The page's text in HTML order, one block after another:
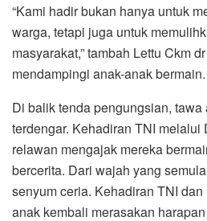
“Kami hadir bukan hanya untuk
warga, tetapi juga untuk
masyarakat,” tambah Lettu Ckm
mendampingi anak-anak bermain.
Di balik tenda pengungsian, tawa
terdengar. Kehadiran TNI melalui
relawan mengajak mereka
bercerita. Dari wajah yang
senyum ceria. Kehadiran TNI
anak kembali merasakan